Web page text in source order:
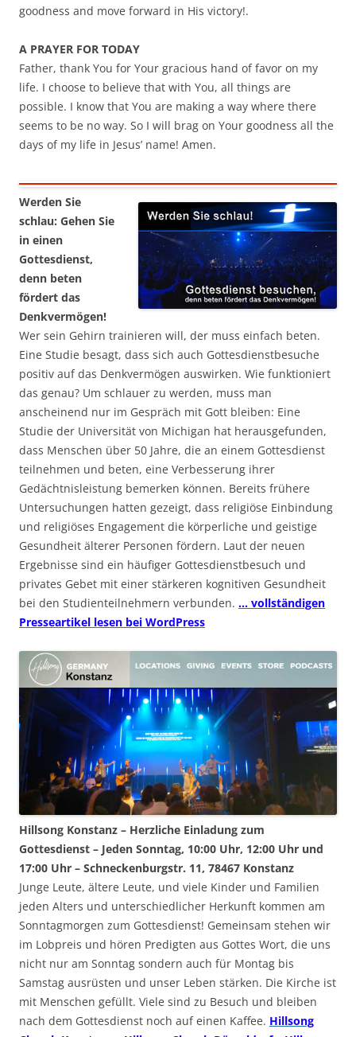
goodness and move forward in His victory!.
A PRAYER FOR TODAY
Father, thank You for Your gracious hand of favor on my
life. I choose to believe that with You, all things are
possible. I know that You are making a way where there
seems to be no way. So I will brag on Your goodness all the
days of my life in Jesus’ name! Amen.
Werden Sie
schlau: Gehen Sie
in einen
Gottesdienst,
denn beten
fördert das
Denkvermögen!
Wer sein Gehirn trainieren will, der muss einfach beten.
Eine Studie besagt, dass sich auch Gottesdienstbesuche
positiv auf das Denkvermögen auswirken. Wie funktioniert
das genau? Um schlauer zu werden, muss man
anscheinend nur im Gespräch mit Gott bleiben: Eine
Studie der Universität von Michigan hat herausgefunden,
dass Menschen über 50 Jahre, die an einem Gottesdienst
teilnehmen und beten, eine Verbesserung ihrer
Gedächtnisleistung bemerken können. Bereits frühere
Untersuchungen hatten gezeigt, dass religiöse Einbindung
und religiöses Engagement die körperliche und geistige
Gesundheit älterer Personen fördern. Laut der neuen
Ergebnisse sind ein häufiger Gottesdienstbesuch und
privates Gebet mit einer stärkeren kognitiven Gesundheit
bei den Studienteilnehmern verbunden. … vollständigen
Presseartikel lesen bei WordPress
Hillsong Konstanz – Herzliche Einladung zum
Gottesdienst – Jeden Sonntag, 10:00 Uhr, 12:00 Uhr und
17:00 Uhr – Schneckenburgstr. 11, 78467 Konstanz
Junge Leute, ältere Leute, und viele Kinder und Familien
jeden Alters und unterschiedlicher Herkunft kommen am
Sonntagmorgen zum Gottesdienst! Gemeinsam stehen wir
im Lobpreis und hören Predigten aus Gottes Wort, die uns
nicht nur am Sonntag sondern auch für Montag bis
Samstag ausrüsten und unser Leben stärken. Die Kirche ist
mit Menschen gefüllt. Viele sind zu Besuch und bleiben
nach dem Gottesdienst noch auf einen Kaffee. Hillsong